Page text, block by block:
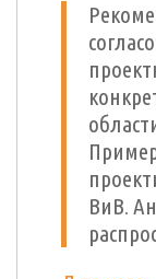
ВиВ.